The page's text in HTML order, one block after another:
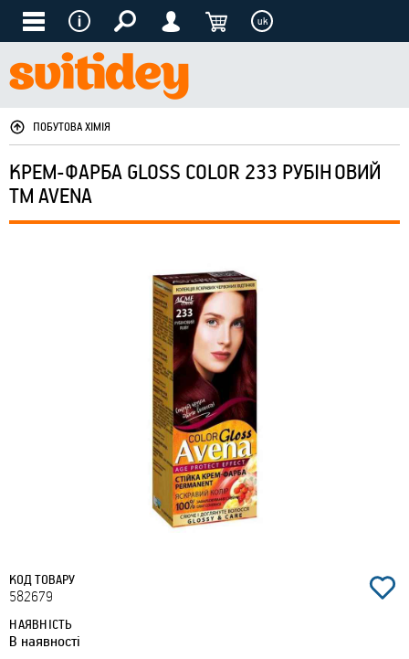
uk
ПОБУТОВА ХІМІЯ
КРЕМ-ФАРБА GLOSS COLOR 233 РУБІНОВИЙ
ТМ AVENA
КОД ТОВАРУ
582679
НАЯВНІСТЬ
В наявності